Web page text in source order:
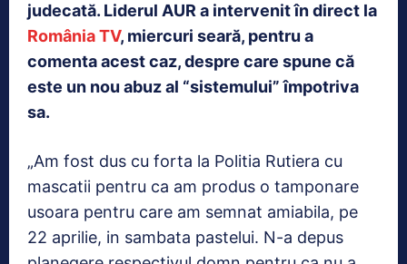
judecată. Liderul AUR a intervenit în direct la
România TV, miercuri seară, pentru a
comenta acest caz, despre care spune că
este un nou abuz al “sistemului” împotriva
sa.
„Am fost dus cu forta la Politia Rutiera cu
mascatii pentru ca am produs o tamponare
usoara pentru care am semnat amiabila, pe
22 aprilie, in sambata pastelui. N-a depus